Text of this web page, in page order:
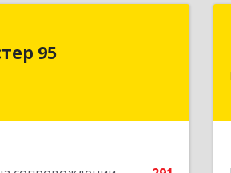
95
Чеченская Респ, Грозный г,